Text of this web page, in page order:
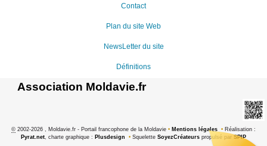
Contact
Plan du site Web
NewsLetter du site
Définitions
Association Moldavie.fr
© 2002-2026 , Moldavie.fr - Portail francophone de la Moldavie • Mentions légales • Réalisation :
Pyrat.net, charte graphique : Plusdesign • Squelette SoyezCréateurs propulsé par SPIP